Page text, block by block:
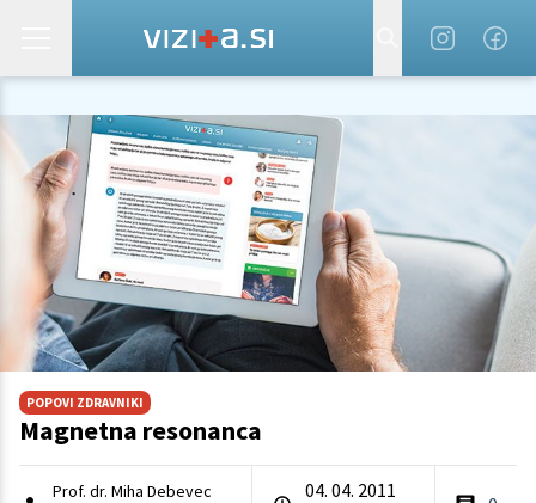
POPOVI ZDRAVNIKI
Magnetna resonanca
Prof. dr. Miha Debevec
04. 04. 2011